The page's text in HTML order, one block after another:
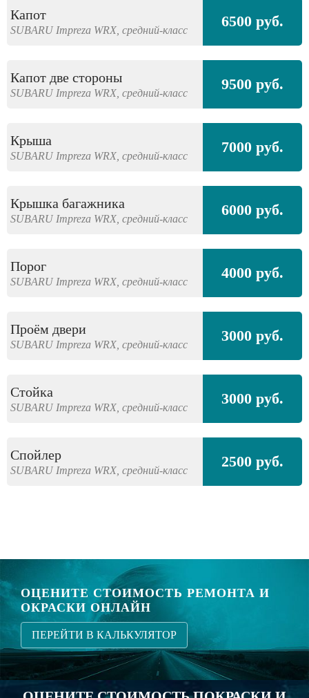
Капот
SUBARU Impreza WRX, средний-класс 6500 руб.
Капот две стороны
SUBARU Impreza WRX, средний-класс 9500 руб.
Крыша
SUBARU Impreza WRX, средний-класс 7000 руб.
Крышка багажника
SUBARU Impreza WRX, средний-класс 6000 руб.
Порог
SUBARU Impreza WRX, средний-класс 4000 руб.
Проём двери
SUBARU Impreza WRX, средний-класс 3000 руб.
Стойка
SUBARU Impreza WRX, средний-класс 3000 руб.
Спойлер
SUBARU Impreza WRX, средний-класс 2500 руб.
ОЦЕНИТЕ СТОИМОСТЬ РЕМОНТА И
ОКРАСКИ ОНЛАЙН
ПЕРЕЙТИ В КАЛЬКУЛЯТОР